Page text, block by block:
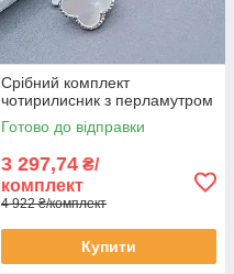
Срібний комплект
чотирилисник з перламутром
Готово до відправки
3 297,74 ₴/
комплект
4 922 ₴/комплект
Купити